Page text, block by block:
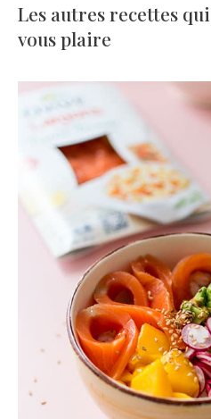
Les autres recettes
vous plaire